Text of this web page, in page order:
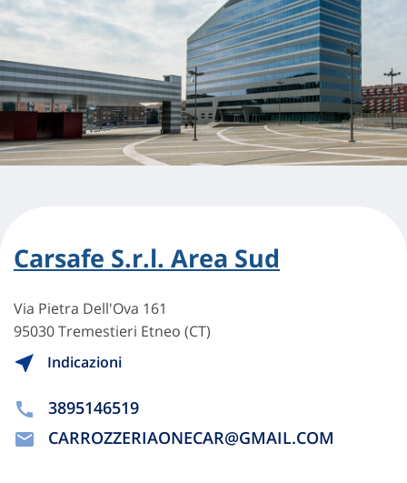
Carsafe S.r.l. Area Sud
Via Pietra Dell'Ova 161
95030 Tremestieri Etneo (CT)
Indicazioni
3895146519
CARROZZERIAONECAR@GMAIL.COM